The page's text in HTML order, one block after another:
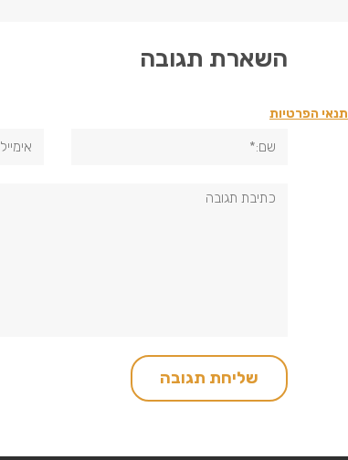
השארת תגובה
תנאי הפרטיות